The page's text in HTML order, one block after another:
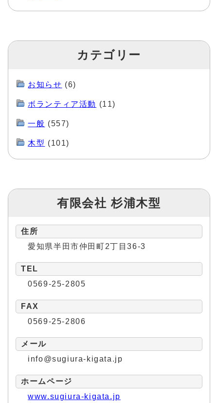
カテゴリー
お知らせ (6)
ボランティア活動 (11)
一般 (557)
木型 (101)
有限会社 杉浦木型
住所
愛知県半田市仲田町2丁目36-3
TEL
0569-25-2805
FAX
0569-25-2806
メール
info@sugiura-kigata.jp
ホームページ
www.sugiura-kigata.jp